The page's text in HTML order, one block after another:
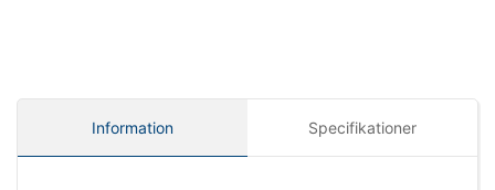
Information Specifikationer